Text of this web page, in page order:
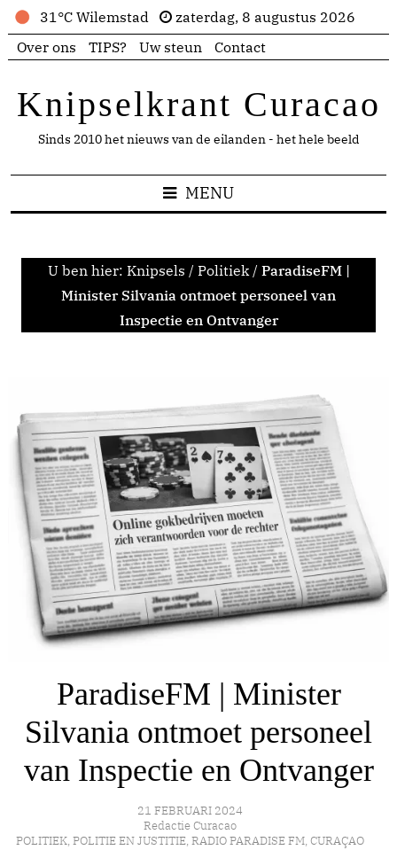
31°C Wilemstad
zaterdag, 8 augustus 2026
Over ons
TIPS? Uw steun Contact
Knipselkrant Curacao
Sinds 2010 het nieuws van de eilanden - het hele beeld
MENU
U ben hier: Knipsels / Politiek / ParadiseFM |
Minister Silvania ontmoet personeel van
Inspectie en Ontvanger
ParadiseFM | Minister
Silvania ontmoet personeel
van Inspectie en Ontvanger
21 FEBRUARI 2024
Redactie Curacao
POLITIEK, POLITIE EN JUSTITIE, RADIO PARADISE FM, CURAÇAO